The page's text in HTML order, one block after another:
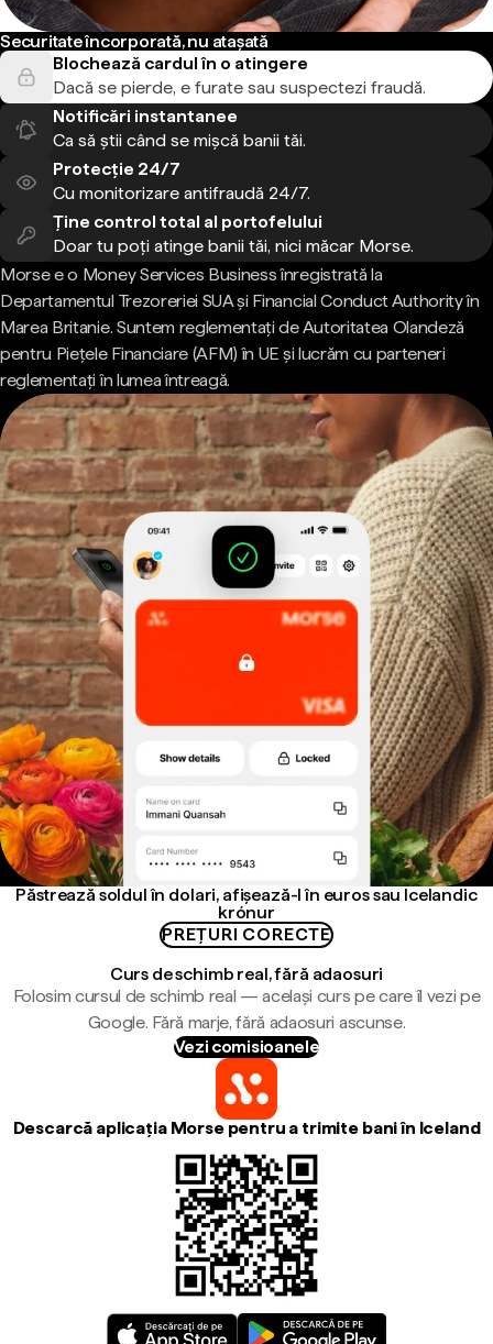
Securitate încorporată, nu atașată
Blochează cardul în o atingere
Dacă se pierde, e furate sau suspectezi fraudă.
Notificări instantanee
Ca să știi când se mișcă banii tăi.
Protecție 24/7
Cu monitorizare antifraudă 24/7.
Ține control total al portofelului
Doar tu poți atinge banii tăi, nici măcar Morse.
Morse e o Money Services Business înregistrată la
Departamentul Trezoreriei SUA și Financial Conduct Authority în
Marea Britanie. Suntem reglementați de Autoritatea Olandeză
pentru Piețele Financiare (AFM) în UE și lucrăm cu parteneri
reglementați în lumea întreagă.
Păstrează soldul în dolari, afișează-l în euros sau Icelandic
krónur
PREȚURI CORECTE
Curs de schimb real, fără adaosuri
Folosim cursul de schimb real — același curs pe care îl vezi pe
Google. Fără marje, fără adaosuri ascunse.
Vezi comisioanele
Descarcă aplicația Morse pentru a trimite bani în Iceland